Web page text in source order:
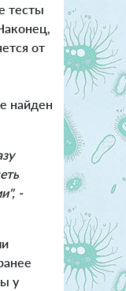
тесты
от
найден
-
у